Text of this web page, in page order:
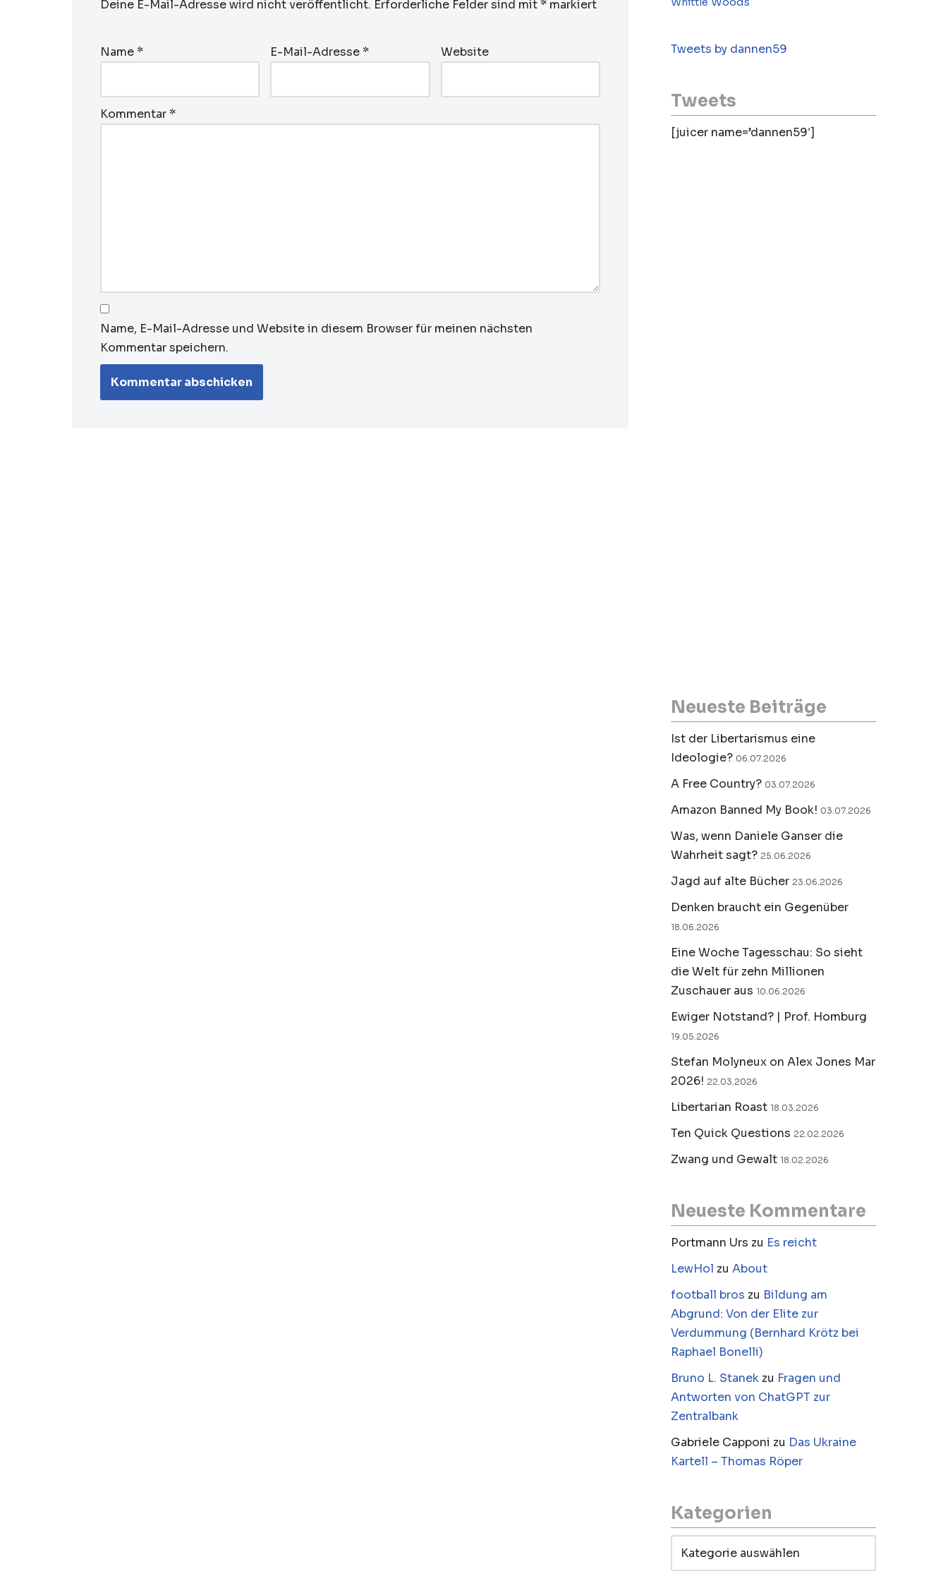
Deine E-Mail-Adresse wird nicht veröffentlicht. Erforderliche Felder sind mit* markiert
Name* E-Mail-Adresse* Website
Kommentar*
Name, E-Mail-Adresse und Website in diesem Browser für meinen nächsten
Kommentar speichern.
Tweets by dannen59
Tweets
[juicer name=’dannen59′]
Neueste Beiträge
Ist der Libertarismus eine
Ideologie? 06.07.2026
A Free Country? 03.07.2026
Amazon Banned My Book! 03.07.2026
Was, wenn Daniele Ganser die
Wahrheit sagt? 25.06.2026
Jagd auf alte Bücher 23.06.2026
Denken braucht ein Gegenüber
18.06.2026
Eine Woche Tagesschau: So sieht
die Welt für zehn Millionen
Zuschauer aus 10.06.2026
Ewiger Notstand? | Prof. Homburg
19.05.2026
Stefan Molyneux on Alex Jones Mar
2026! 22.03.2026
Libertarian Roast 18.03.2026
Ten Quick Questions 22.02.2026
Zwang und Gewalt 18.02.2026
Neueste Kommentare
Portmann Urs zu Es reicht
LewHol zu About
football bros zu Bildung am
Abgrund: Von der Elite zur
Verdummung (Bernhard Krötz bei
Raphael Bonelli)
Bruno L. Stanek zu Fragen und
Antworten von ChatGPT zur
Zentralbank
Gabriele Capponi zu Das Ukraine
Kartell – Thomas Röper
Kategorien